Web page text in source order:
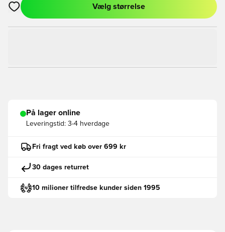
Åbner en Modal til at logge ind eller tilmelde dig som medlem
Vælg størrelse
På lager online
Leveringstid: 3-4 hverdage
Fri fragt ved køb over 699 kr
30 dages returret
10 milioner tilfredse kunder siden 1995